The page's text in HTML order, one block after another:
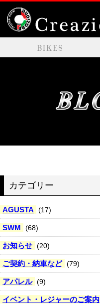
カテゴリー
AGUSTA (17)
SWM (68)
お知らせ (20)
ご契約・納車など (79)
アパレル (9)
イベント・レジャーのご案内